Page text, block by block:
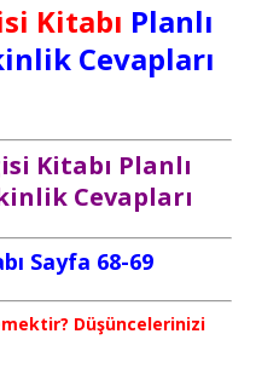
Kitabı Planlı
Cevapları
Kitabı Planlı
Cevapları
Sayfa 68-69
Düşüncelerinizi